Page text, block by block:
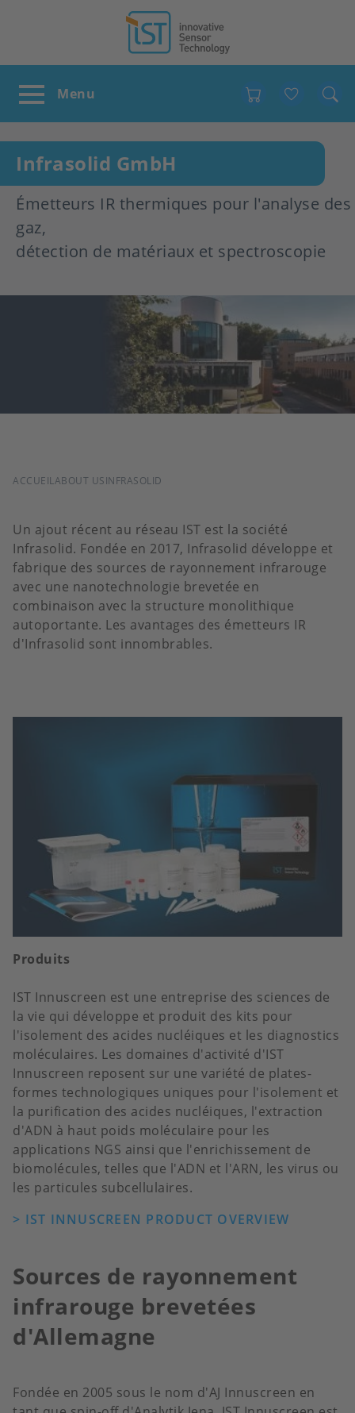
Infrasolid GmbH
Émetteurs IR thermiques pour l'analyse des
gaz,
détection de matériaux et spectroscopie
FIL
D'ARIANE
ACCUEILABOUT USINFRASOLID
Un ajout récent au réseau IST est la société
Infrasolid. Fondée en 2017, Infrasolid développe et
fabrique des sources de rayonnement infrarouge
avec une nanotechnologie brevetée en
combinaison avec la structure monolithique
autoportante. Les avantages des émetteurs IR
d'Infrasolid sont innombrables.
Produits
IST Innuscreen est une entreprise des sciences de
la vie qui développe et produit des kits pour
l'isolement des acides nucléiques et les diagnostics
moléculaires. Les domaines d'activité d'IST
Innuscreen reposent sur une variété de plates-
formes technologiques uniques pour l'isolement et
la purification des acides nucléiques, l'extraction
d'ADN à haut poids moléculaire pour les
applications NGS ainsi que l'enrichissement de
biomolécules, telles que l'ADN et l'ARN, les virus ou
les particules subcellulaires.
> IST INNUSCREEN PRODUCT OVERVIEW
Sources de rayonnement
infrarouge brevetées
d'Allemagne
Fondée en 2005 sous le nom d'AJ Innuscreen en